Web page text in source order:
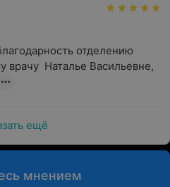
отделению
Наталье Васильевне,
ещё
мнением